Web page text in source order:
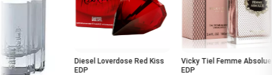
Diesel Loverdose Red Kiss
EDP
Vicky Tiel Femme Absolue
EDP